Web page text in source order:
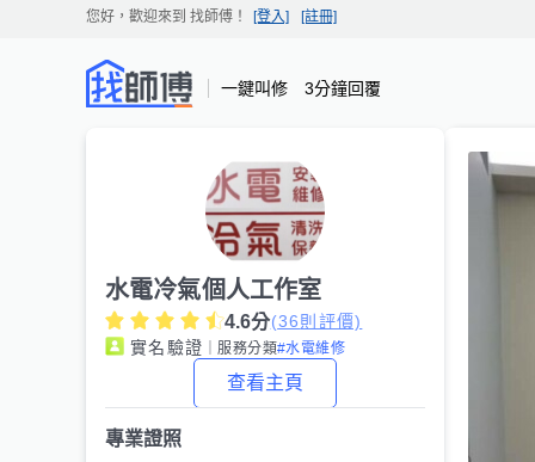
您好，歡迎來到 找師傅 ！ [登入] [註冊]
一鍵叫修 3分鐘回覆
水電冷氣個人工作室
4.6分(36則評價)
實名驗證 ｜服務分類#水電維修
查看主頁
專業證照